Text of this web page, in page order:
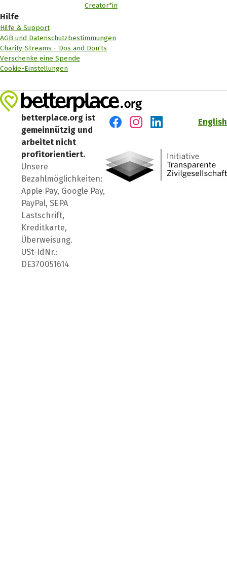
Creator*in
Hilfe
Hilfe & Support
AGB und Datenschutzbestimmungen
Charity-Streams - Dos and Don'ts
Verschenke eine Spende
Cookie-Einstellungen
betterplace.org ist
gemeinnützig und
arbeitet nicht
profitorientiert.
Unsere
Bezahlmöglichkeiten:
Apple Pay, Google Pay,
PayPal, SEPA
Lastschrift,
Kreditkarte,
Überweisung.
USt-IdNr.:
DE370051614
English